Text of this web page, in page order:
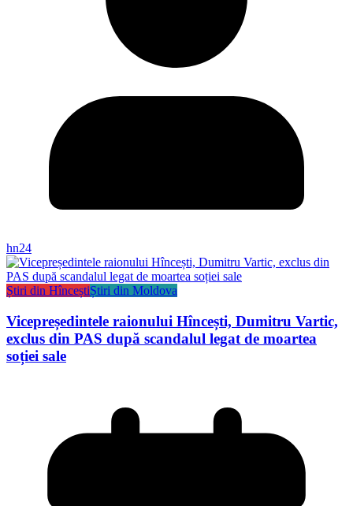
hn24
Știri din HînceștiȘtiri din Moldova
Vicepreședintele raionului Hîncești, Dumitru Vartic,
exclus din PAS după scandalul legat de moartea
soției sale